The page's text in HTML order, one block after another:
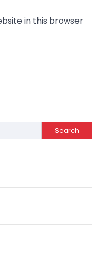
in this browser
Search